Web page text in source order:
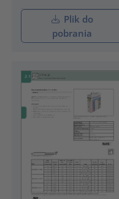
Plik do
pobrania